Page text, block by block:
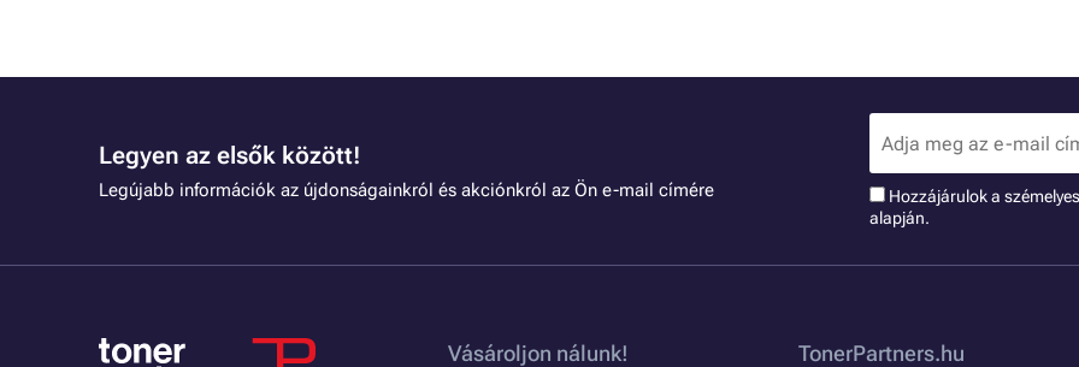
Legyen az elsők között!
Legújabb információk az újdonságainkról és akciónkról az Ön e-mail címére Hozzájárulok a
alapján.
Vásároljon nálunk! TonerPartners.hu